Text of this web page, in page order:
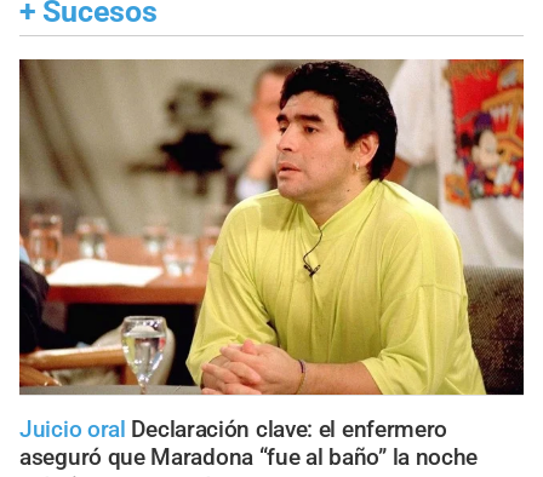
+ Sucesos
Juicio oral Declaración clave: el enfermero
aseguró que Maradona “fue al baño” la noche